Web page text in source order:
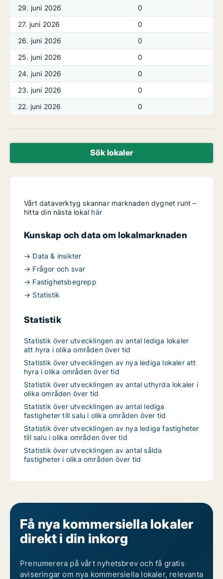
29. juni 2026
0
27. juni 2026
0
26. juni 2026
0
25. juni 2026
0
24. juni 2026
0
23. juni 2026
0
22. juni 2026
0
Sök lokaler
Vårt dataverktyg skannar marknaden dygnet runt –
hitta din nästa lokal här
Kunskap och data om lokalmarknaden
→ Data & insikter
→ Frågor och svar
→ Fastighetsbegrepp
→ Statistik
Statistik
Statistik över utvecklingen av antal lediga lokaler
att hyra i olika områden över tid
Statistik över utvecklingen av nya lediga lokaler att
hyra i olika områden över tid
Statistik över utvecklingen av antal uthyrda lokaler i
olika områden över tid
Statistik över utvecklingen av antal lediga
fastigheter till salu i olika områden över tid
Statistik över utvecklingen av nya lediga fastigheter
till salu i olika områden över tid
Statistik över utvecklingen av antal sålda
fastigheter i olika områden över tid
Få nya kommersiella lokaler
direkt i din inkorg
Prenumerera på vårt nyhetsbrev och få gratis
aviseringar om nya kommersiella lokaler, relevanta